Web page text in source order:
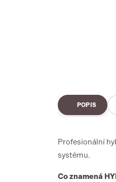
POPIS
Profesionální
systému.
Co znamená